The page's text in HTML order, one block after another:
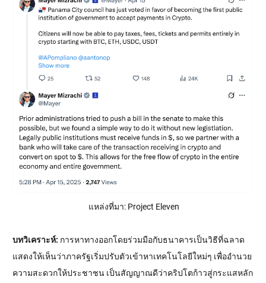
แหล่งที่มา: Project Eleven
บทวิเคราะห์: การหาทางออกโดยร่วมมือกับธนาคารเป็นวิธีที่ฉลาด
แสดงให้เห็นว่าภาครัฐเริ่มปรับตัวเข้าหาเทคโนโลยีใหม่ๆ เพื่ออำนวย
ความสะดวกให้ประชาชน เป็นสัญญาณดีว่าคริปโตก้าวสู่กระแสหลัก